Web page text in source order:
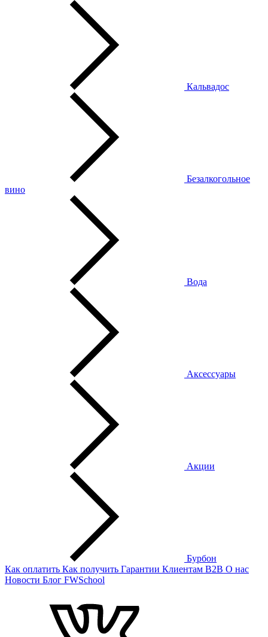
Кальвадос
Безалкогольное
вино
Вода
Аксессуары
Акции
Бурбон
Как оплатить Как получить Гарантии Клиентам B2B О нас
Новости Блог FWSchool